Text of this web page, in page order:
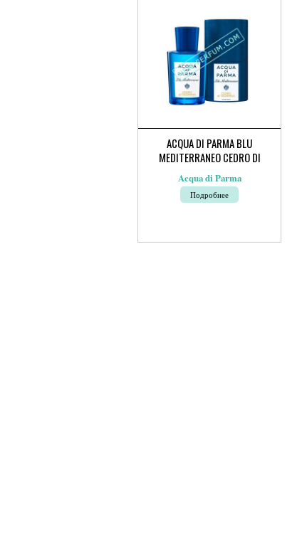
ACQUA DI PARMA BLU
MEDITERRANEO CEDRO DI
TAORMINA
Acqua di Parma
Подробнее